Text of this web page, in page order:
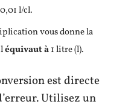
l/cl.
vous donne la
équivaut à1 litre (l).
est directe
Utilisez un